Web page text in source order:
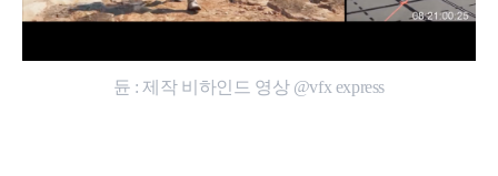
듄 : 제작 비하인드 영상 @vfx express